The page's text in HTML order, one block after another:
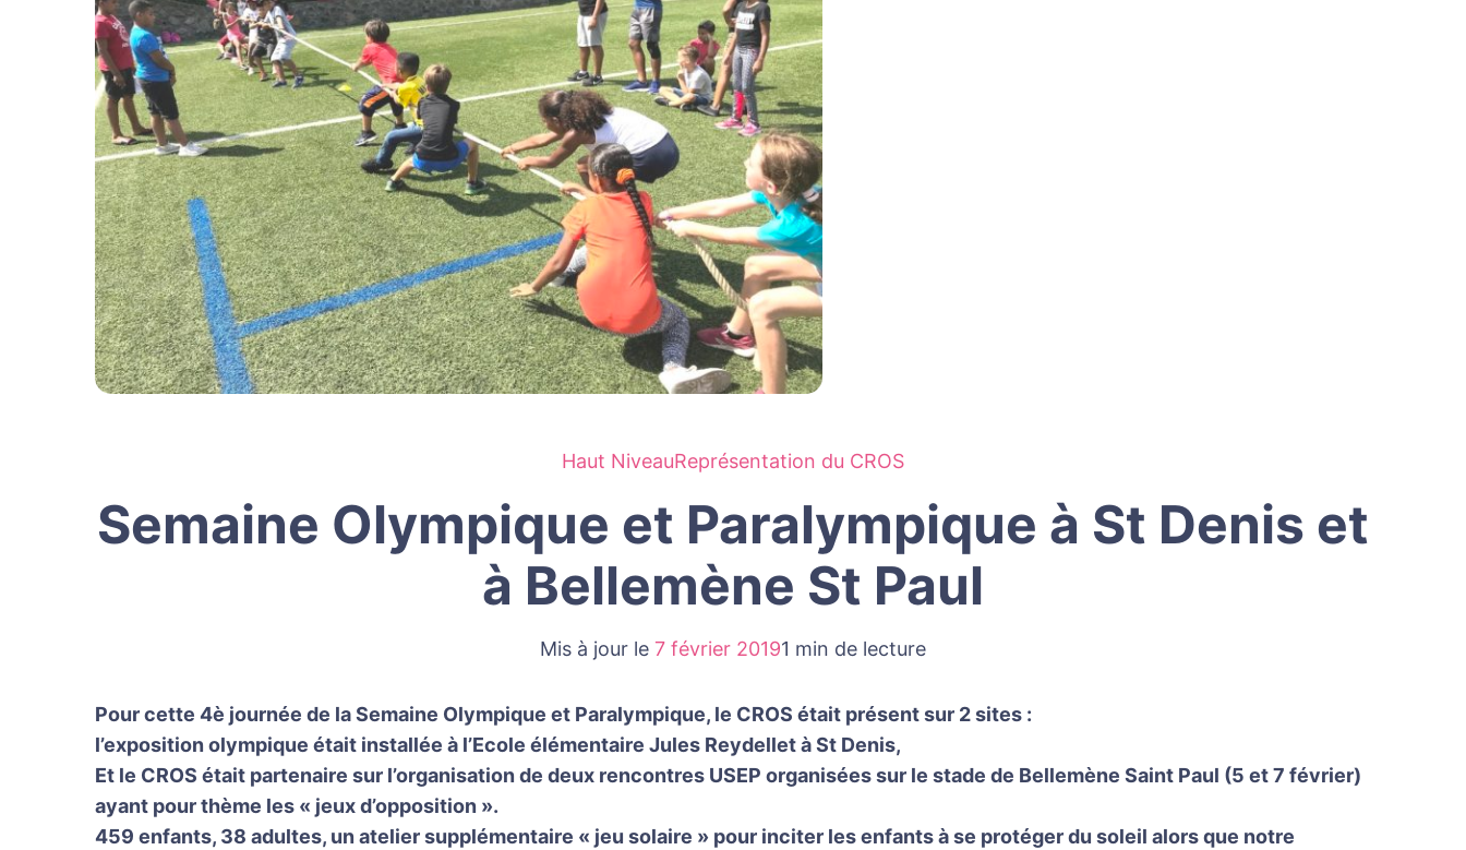
Haut NiveauReprésentation du CROS
Semaine Olympique et Paralympique à St Denis et
à Bellemène St Paul
Mis à jour le 7 février 20191 min de lecture
Pour cette 4è journée de la Semaine Olympique et Paralympique, le CROS était présent sur 2 sites :
l’exposition olympique était installée à l’Ecole élémentaire Jules Reydellet à St Denis,
Et le CROS était partenaire sur l’organisation de deux rencontres USEP organisées sur le stade de Bellemène Saint Paul (5 et 7 février)
ayant pour thème les « jeux d’opposition ».
459 enfants, 38 adultes, un atelier supplémentaire « jeu solaire » pour inciter les enfants à se protéger du soleil alors que notre